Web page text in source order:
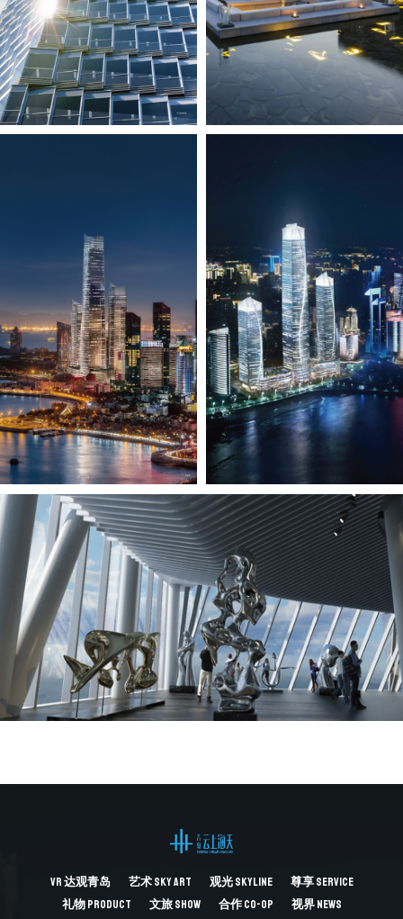
VR达观青岛 艺术SKY ART 观光SKYLINE 尊享SERVICE
礼物PRODUCT 文旅SHOW 合作CO-OP 视界NEWS